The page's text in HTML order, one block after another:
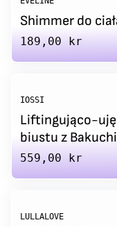
Shimmer do
Regular price
189,00 kr
IOSSI
Liftingująco-
biustu z
Regular price
559,00 kr
LULLALOVE